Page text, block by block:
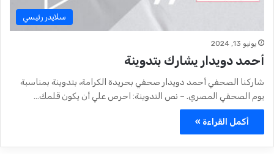
سلايدر رئيسي
يونيو 13, 2024
أحمد دويدار يشارك بتدوينة
شاركنا الصحفي أحمد دويدار صحفي بحريدة الكرامة، بتدوينة بمناسبة
يوم الصحفي المصري. – نص التدوينة: احرص علي أن يكون قلمك…
أكمل القراءة »